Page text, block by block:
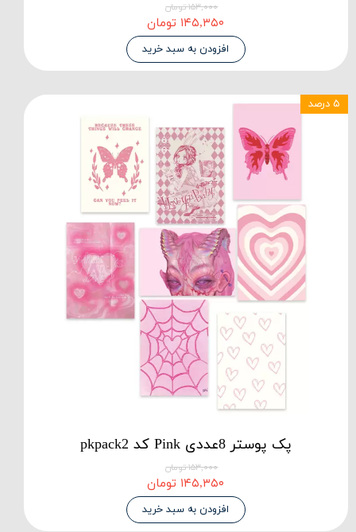
۱۵۳,۰۰۰ تومان
۱۴۵,۳۵۰ تومان
افزودن به سبد خرید
پک پوستر 8عددی Pink کد pkpack2
۱۵۳,۰۰۰ تومان
۱۴۵,۳۵۰ تومان
افزودن به سبد خرید
۵ درصد